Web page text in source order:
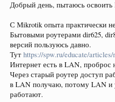
Добрый день, пытаюсь освоить
С Mikrotik опыта практически
Бытовыми роутерами dir625,
версий пользуюсь давно.
Тут https://spw.ru/educate/articles/
Интернет есть в LAN, проброс
Через старый роутер доступ
в LAN получаю, потому LAN и
работают.